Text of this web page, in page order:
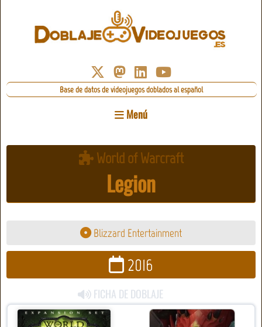
Base de datos de videojuegos doblados al español
Menú
World of Warcraft
Legion
Blizzard Entertainment
2016
FICHA DE DOBLAJE